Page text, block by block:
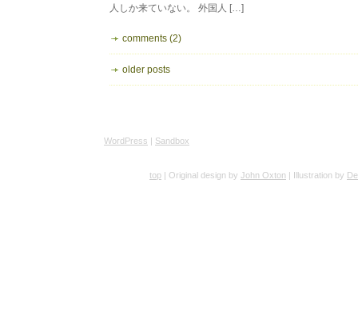
人しか来ていない。 外国人 […]
comments (2)
older posts
WordPress | Sandbox
top | Original design by John Oxton | Illustration by